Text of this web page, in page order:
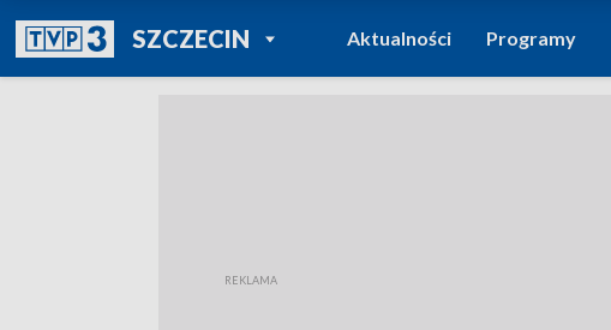
SZCZECINPOWRÓT DO
TVP REGIONY
Aktualności Programy